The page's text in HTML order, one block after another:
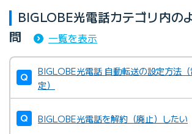
BIGLOBE光電話カテゴリ内の
問
一覧を表示
BIGLOBE光電話 自動転送の設定方法
定）
BIGLOBE光電話を解約（廃止）したい